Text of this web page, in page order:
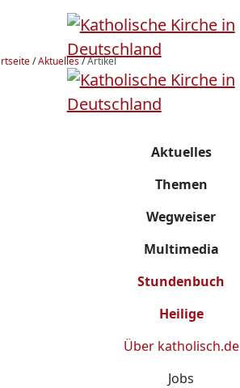
/Aktuelles/Artikel
Aktuelles
Themen
Wegweiser
Multimedia
Stundenbuch
Heilige
Über katholisch.de
Jobs